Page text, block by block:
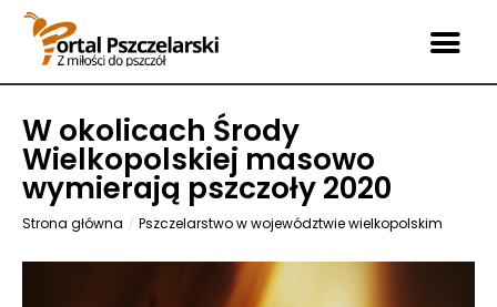
W okolicach Środy
Wielkopolskiej masowo
wymierają pszczoły 2020
Strona główna Pszczelarstwo w województwie wielkopolskim